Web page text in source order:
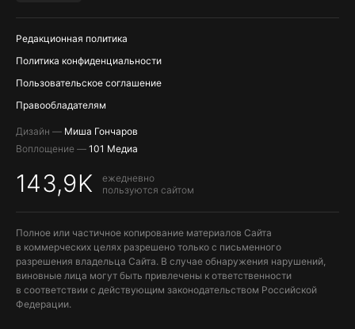
Редакционная политика
Политика конфиденциальности
Пользовательское соглашение
Правообладателям
Дизайн — Миша Гончаров
Воплощение — 101 Медиа
143,9K
ежедневно
пользуются сайтом
Полное или частичное копирование материалов Сайта
в коммерческих целях разрешено только с письменного
разрешения владельца Сайта. В случае обнаружения нарушений,
виновные лица могут быть привлечены к ответственности
в соответствии с действующим законодательством Российской
Федерации.